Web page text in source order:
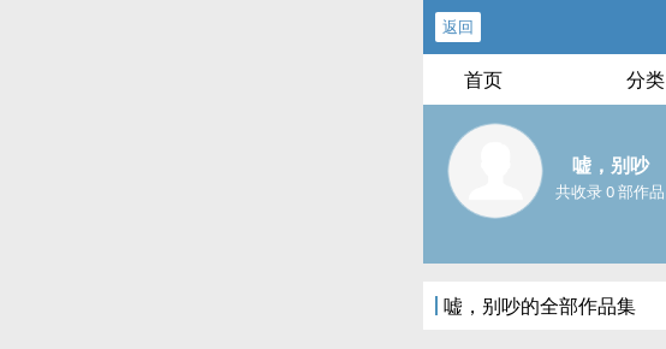
返回
首页 分类
嘘，别吵
共收录 0 部作品
嘘，别吵的全部作品集